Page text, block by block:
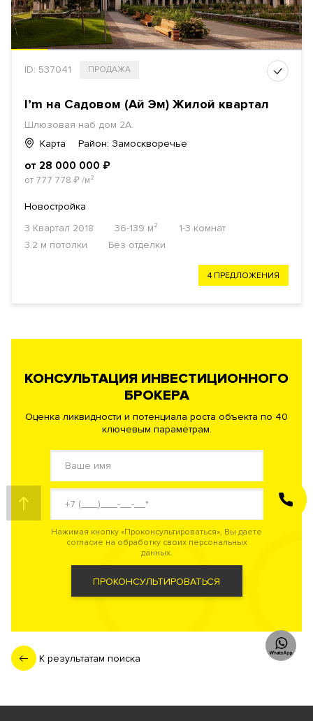
ID: 537041 ПРОДАЖА
I’m на Садовом (Ай Эм) Жилой квартал
Шлюзовая наб дом 2А
Карта
Район: Замоскворечье
от 28 000 000 ₽
от 777 778 ₽/м²
Новостройка
3 Квартал 2018
36-139 м²
1-3 комнат
3.2 м потолки
Без отделки
4 ПРЕДЛОЖЕНИЯ
КОНСУЛЬТАЦИЯ ИНВЕСТИЦИОННОГО
БРОКЕРА
Оценка ликвидности и потенциала роста объекта по 40
ключевым параметрам.
Нажимая кнопку «Проконсультироваться», Вы даете
согласие на обработку своих персональных
данных.
ПРОКОНСУЛЬТИРОВАТЬСЯ
К результатам поиска
ЗАКАЗАТЬ
ЗВОНОК